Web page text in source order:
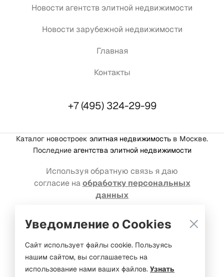
Новости агентств элитной недвижимости
Новости зарубежной недвижимости
Главная
Контакты
+7 (495) 324-29-99
Каталог новостроек элитная недвижимость в Москве.
Последние агентства элитной недвижимости
Используя обратную связь я даю
согласие наобработку персональных
данных
© Premium estate, 2016-2026. Все права защищены
ООО «Медиакассир Маркет»
ОГРН 1237700347147
Уведомление о Cookies
Сайт использует файлы cookie. Пользуясь
нашим сайтом, вы соглашаетесь на
использование нами ваших файлов. Узнать